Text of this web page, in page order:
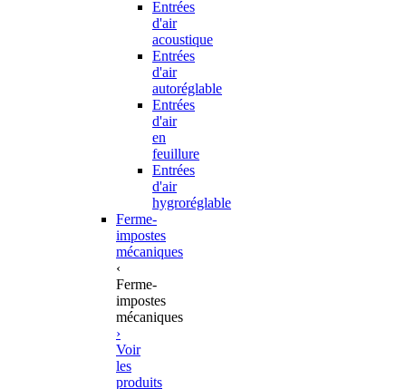
Entrées
d'air
acoustique
Entrées
d'air
autoréglable
Entrées
d'air
en
feuillure
Entrées
d'air
hygroréglable
Ferme-
impostes
mécaniques
‹
Ferme-
impostes
mécaniques
›
Voir
les
produits